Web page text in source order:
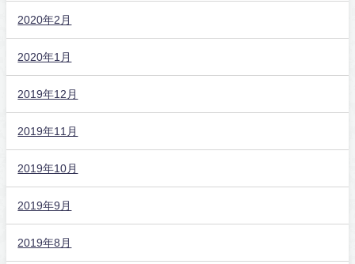
2020年2月
2020年1月
2019年12月
2019年11月
2019年10月
2019年9月
2019年8月